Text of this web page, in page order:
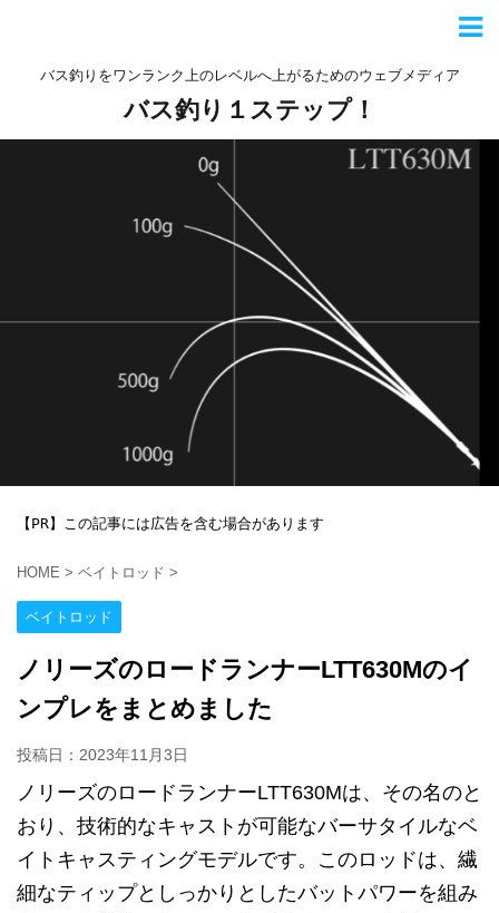
バス釣りをワンランク上のレベルへ上がるためのウェブメディア
バス釣り１ステップ！
【PR】この記事には広告を含む場合があります
HOME > ベイトロッド >
ベイトロッド
ノリーズのロードランナーLTT630Mのイ
ンプレをまとめました
投稿日： 2023年11月3日
ノリーズのロードランナーLTT630Mは、その名のと
おり、技術的なキャストが可能なバーサタイルなベ
イトキャスティングモデルです。このロッドは、繊
細なティップとしっかりとしたバットパワーを組み